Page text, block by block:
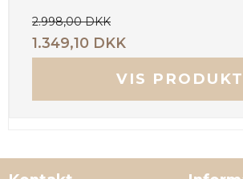
2.998,00 DKK
1.349,10 DKK
VIS PRODUKT